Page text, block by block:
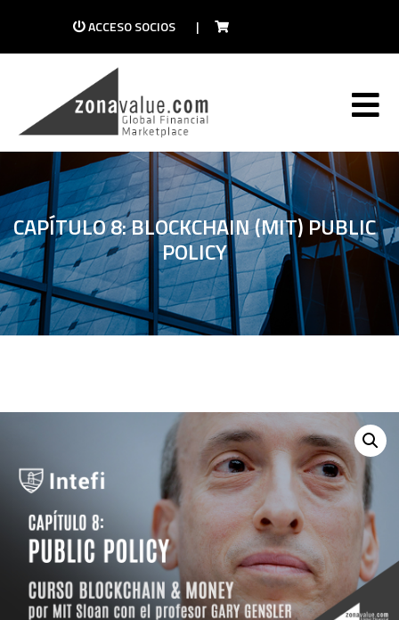
ACCESO SOCIOS |
CAPÍTULO 8: BLOCKCHAIN (MIT) PUBLIC
POLICY